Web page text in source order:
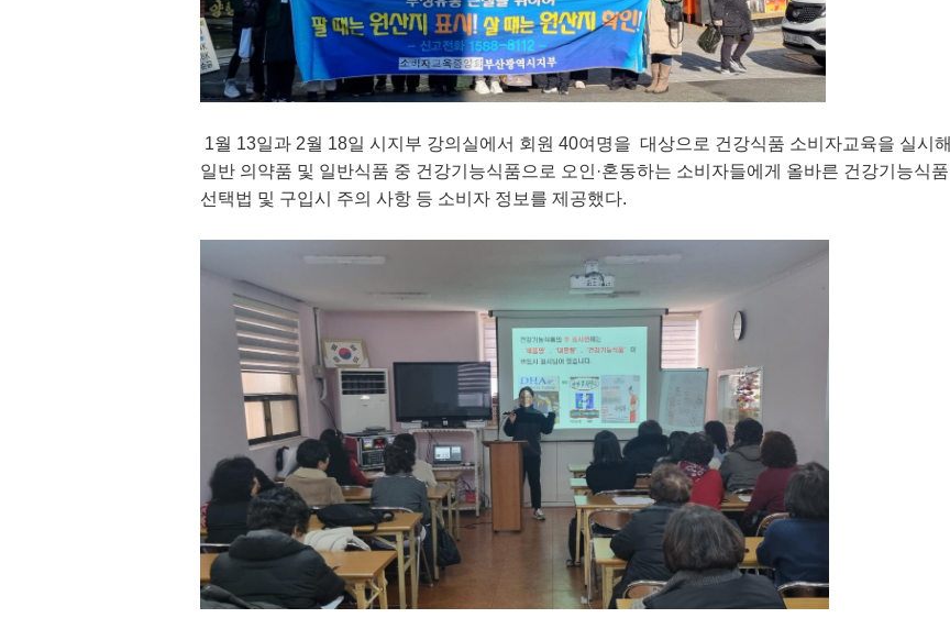
1월 13일과 2월 18일 시지부 강의실에서 회원 40여명을 대상으로 건강식품 소비자교육을 실시해
일반 의약품 및 일반식품 중 건강기능식품으로 오인 ·혼동하는 소비자들에게 올바른 건강기능식품
선택법 및 구입시 주의 사항 등 소비자 정보를 제공했다.